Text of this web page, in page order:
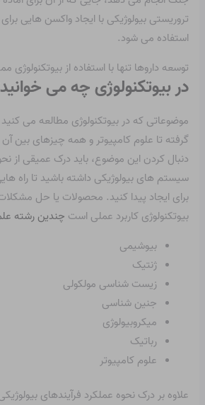
تروریستی بیولوژیکی با ایجاد واکسن هایی
استفاده می شود.
توسعه داروها تنها با استفاده از بیوتکنولوژی
در بیوتکنولوژی چه می
موضوعاتی که در بیوتکنولوژی مطالعه می کنید
گرفته تا علوم کامپیوتر و همه چیزهای بین
دنبال کردن این موضوع، باید درک عمیقی از
سیستم های بیولوژیکی داشته باشید تا راه هایی
برای ایجاد پیدا کنید. محصولات یا حل
بیوتکنولوژی کاربرد عملی است چندین رشته
بیوشیمی
ژنتیک
زیست شناسی مولکولی
جنین شناسی
میکروبیولوژی
رباتیک
علوم کامپیوتر
علاوه بر درک نحوه عملکرد فرآیندهای